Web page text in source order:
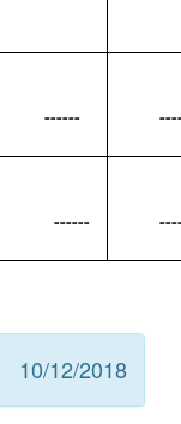
------
------
10/12/2018